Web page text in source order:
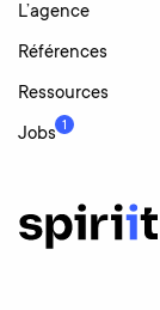
L’agence
Références
Ressources
Jobs 1